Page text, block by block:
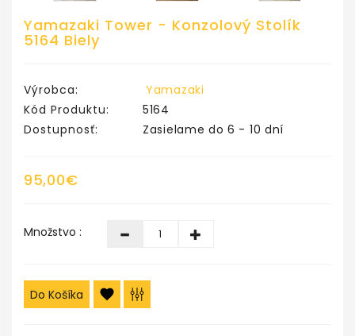
Yamazaki Tower - Konzolový Stolík
5164 Biely
Výrobca:
Yamazaki
Kód Produktu:
5164
Dostupnosť:
Zasielame do 6 - 10 dní
95,00€
Množstvo :
Do Košíka